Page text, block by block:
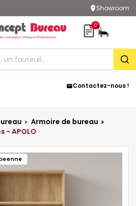
Showroom
0
Contactez-nous !
Armoire de bureau
- APOLO